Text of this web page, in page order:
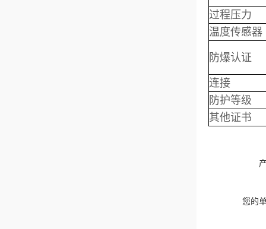
过程压力
温度传感器
防爆认证
连接
防护等级
其他证书
您的